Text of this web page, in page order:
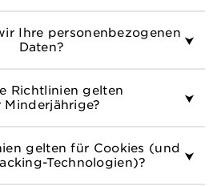
Ihre personenbezogenen
Daten?
Richtlinien gelten
Minderjährige?
gelten für Cookies (und
Technologien)?